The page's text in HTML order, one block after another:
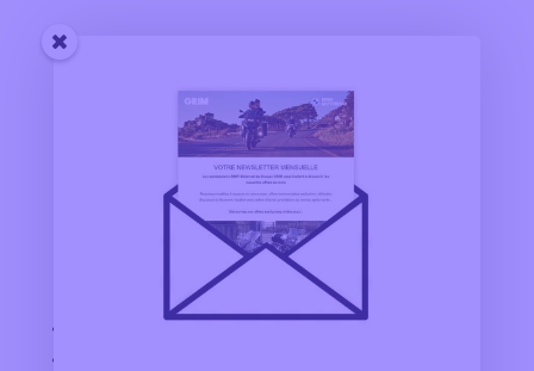
Nos concessions